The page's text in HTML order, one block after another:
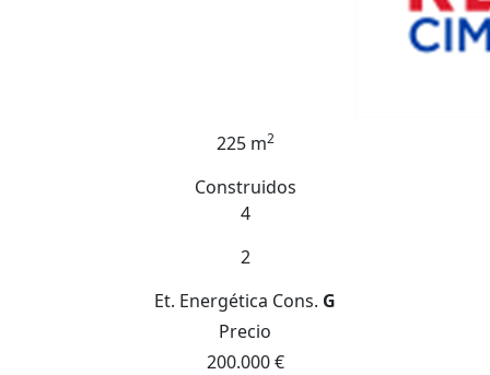
225 m2
Construidos
4
2
Et. Energética Cons. G
Precio
200.000 €